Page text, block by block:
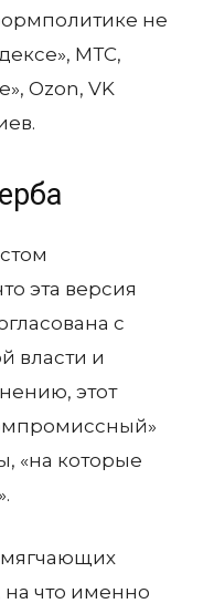
не
МТС,
Ozon, VK
эта версия
с
власти и
этот
«на которые
на что именно